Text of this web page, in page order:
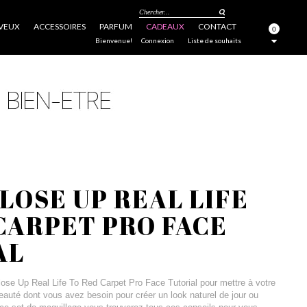
ACCESSOIRES PARFUM CADEAUX CONTACT
Chercher...
0
Liste de souhaits
Bienvenue! Connexion
UP REAL LIFE
PRO FACE
Up Real Life To Red Carpet Pro Face Tutorial pour mettre à votre
dont vous avez besoin pour créer un look naturel de jour ou